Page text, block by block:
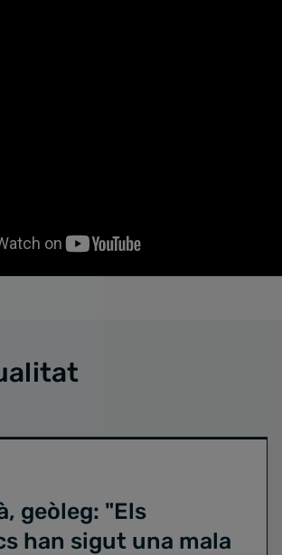
geòleg: "Els
han sigut una mala